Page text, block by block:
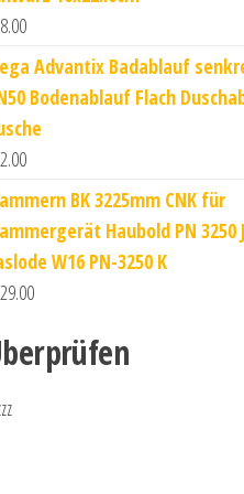
Advantix Badablauf
Bodenablauf Flach
BK 3225mm CNK für
Haubold PN 3250
W16 PN-3250 K